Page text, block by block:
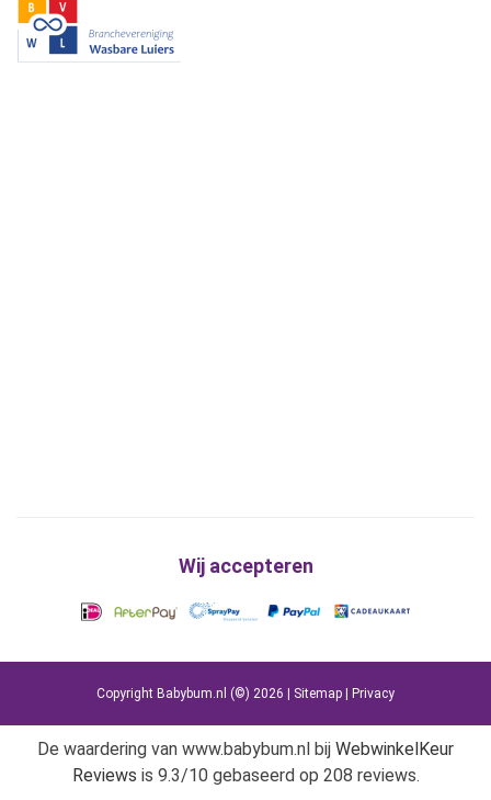
Wij accepteren
Copyright Babybum.nl (©) 2026 | Sitemap Privacy
De waardering van www.babybum.nl bij WebwinkelKeur
Reviews is 9.3/10 gebaseerd op 208 reviews.